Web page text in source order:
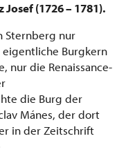
Josef (1726 – 1781).
Sternberg nur
Burgkern
nur die Renaissance-
die Burg der
Mánes, der dort
in der Zeitschrift